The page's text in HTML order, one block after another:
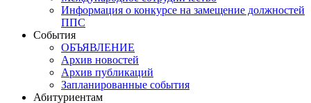
Информация о конкурсе на замещение должностей
ППС
События
ОБЪЯВЛЕНИЕ
Архив новостей
Архив публикаций
Запланированные события
Абитуриентам